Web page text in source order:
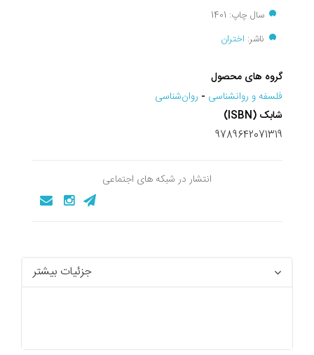
سال چاپ: 1401
ناشر: اختران
گروه های محصول
فلسفه و روانشناسی - روان‌شناسی
شابک (ISBN)
9789642071319
انتشار در شبکه های اجتماعی
جزئیات بیشتر